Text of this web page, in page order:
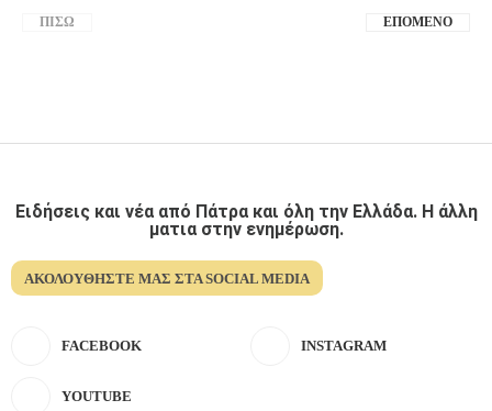
ΠΊΣΩ ΕΠΌΜΕΝΟ
Ειδήσεις και νέα από Πάτρα και όλη την Ελλάδα. Η άλλη
ματια στην ενημέρωση.
ΑΚΟΛΟΥΘΉΣΤΕ ΜΑΣ ΣΤΑ SOCIAL MEDIA
FACEBOOK INSTAGRAM
YOUTUBE